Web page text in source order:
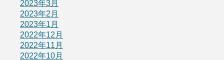
2023年3月
2023年2月
2023年1月
2022年12月
2022年11月
2022年10月